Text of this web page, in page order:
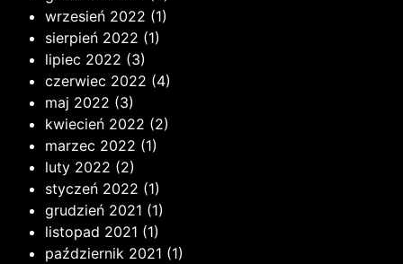
wrzesień 2022 (1)
sierpień 2022 (1)
lipiec 2022 (3)
czerwiec 2022 (4)
maj 2022 (3)
kwiecień 2022 (2)
marzec 2022 (1)
luty 2022 (2)
styczeń 2022 (1)
grudzień 2021 (1)
listopad 2021 (1)
październik 2021 (1)